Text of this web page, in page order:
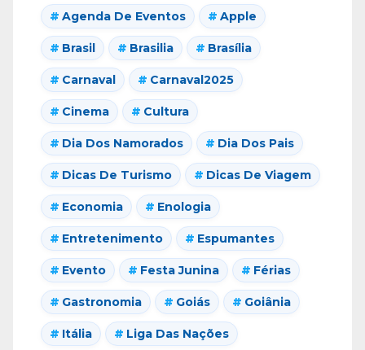
Agenda De Eventos Apple
Brasil Brasilia Brasília
Carnaval Carnaval2025
Cinema Cultura
Dia Dos Namorados Dia Dos Pais
Dicas De Turismo Dicas De Viagem
Economia Enologia
Entretenimento Espumantes
Evento Festa Junina Férias
Gastronomia Goiás Goiânia
Itália Liga Das Nações